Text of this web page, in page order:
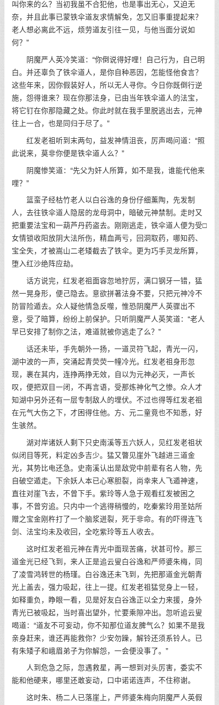
叫你来的么？当初我虽不合犯他，也是事出无心，又迫无
奈，并且此事已蒙铁伞道友求情解免，怎又旧事重提起来？
老人想必离此不远，烦劳道友引往一见，与他当面分说如
何？”
阴魔严人英冷笑道：“你倒说得好哩！自己行为，自己明
白。并还辜负了铁伞道人，是你自种恶因，怎能怪他食言？
这些年来，因你假装好人，所以无人寻你。今日你既倒行逆
施，怨得谁来？现在你那法身，已由当年铁伞道人的法宝，
将它钉在你那隐藏之处。你此时就在我手里脱逃出去，元神
往上一合，也是同归于尽了。”
红发老祖听到末两句，益发神情沮丧，厉声喝问道：“照
此说来，莫非你便是铁伞道人么？”
阴魔惨笑道：“先父为奸人所算，如不是我，谁能代他来
哩？”
篮蛮子经枯竹老人以白谷逸的身份仔细薰陶，先发制
人，去往铁伞道人隐居的龙母洞中，暗破元神禁制。走时又
把重要法宝和一葫芦丹药盗去。刚刚逃走，铁伞道人便为受□
女情锁收阳放阴大法所伤，精血两亏，回洞取药，哪知药、
宝全失，才被嵩山二老矮截去了铁伞。更为巧手灵龙所算，
堕入红沙绝阵应劫。
话方说完，红发老祖面容忽地狞厉，满口钢牙一错，猛
然一晃身形，便己隐去。意欲拼著法身不要，只把元神冷不
防冒险遁去。众人疑他情急反噬，惟恐阴魔严人英骤出不
意，受了暗算，纷纷上前保护。只听阴魔严人英笑道：“老人
早已安排了制你之法，难道就被你逃走了么？”
话还未毕，手先朝外一扬，一道灵符飞起，青光一闪，
湖中波的一声，突涌起青荧荧一幢冷光。红发老祖身形忽
现，裹在其内，连挣两挣无效，自以为元神必灭，一声长
叹，便把双目一闭，不再言语，受那炼神化气之惨。众人才
知湖中另外还有一层专制敌人的埋伏。不过也得等红发老祖
在元气大伤之下，才困得住他。方、元二童竟也不知悉，好
生骇然。
湖对岸诸妖人剩下只史南溪等五六妖人，见红发老祖状
似闭目等死，料定凶多吉少。猛又瞥见崖外飞越进三道金
光，其势比电还急。史南溪认出是敌党中前辈有名人物，先
自破空遁走。下余妖人本已心寒胆裂，尚幸来人飞遁神速，
直往对崖飞去，不曾下手。紫玲等人急于观看红发被困之
事，不曾穷追。只内中一个逃得稍慢的，吃秦紫玲用圣姑所
赠之宝金刚杵打了一个脑浆迸裂，死于非命。有的吓得连飞
剑、法宝均未及收回，全吃紫玲等五人收去。
这时红发老祖元神在青光中面现苦痛，状甚可怜。那三
道金光已经飞到，来人正是追云叟白谷逸和严师婆朱梅，同
了凌雪鸿转世的杨瑾。白谷逸还未飞到，先把那道金光朝青
光上盖去，强力吸起，往上一提。红发老祖猛觉身上一轻，
如释重负，睁眼一看，见是好友白谷逸正以全力来援，身外
青光已被吸起，当时喜出望外，忙要乘隙冲出。忽听追云叟
喝道：“道友不可妄动，你不知那位道友脾气么？如果不是我
亲身赶来，谁还再能救你？少安勿躁，解铃还须系铃人。已
有朱矮子和峨眉弟子为你解怨，一会便没事了。”
人到危急之际，忽遇救星，再一想到对头厉害，委实不
能和他硬来，哪里还敢妄动，口中诺诺连声，不住称谢。
这时朱、杨二人已落崖上，严师婆朱梅向阴魔严人英假